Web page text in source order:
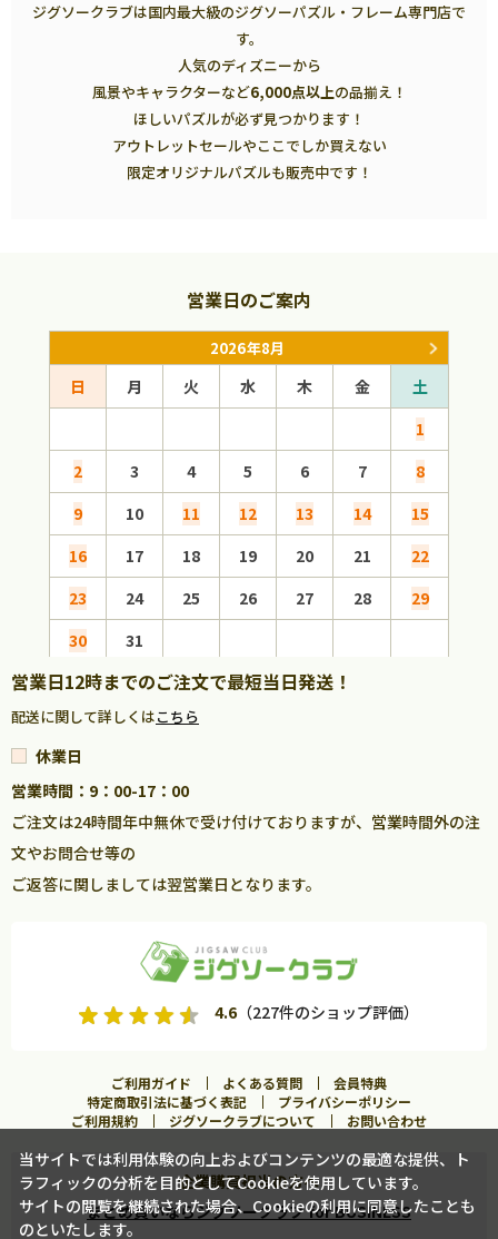
ジグソークラブは国内最大級のジグソーパズル・フレーム専門店で
す。
人気のディズニーから
風景やキャラクターなど6,000点以上の品揃え！
ほしいパズルが必ず見つかります！
アウトレットセールやここでしか買えない
限定オリジナルパズルも販売中です！
営業日のご案内
2026年8月
日 月 火 水 木 金
土
1
2
3 4 5 6 7
8
9
10 11 12 13 14
15
16
17 18 19 20 21
22
23
24 25 26 27 28
29
30
31
営業日12時までのご注文で最短当日発送！
配送に関して詳しくはこちら
休業日
営業時間：9：00-17：00
ご注文は24時間年中無休で受け付けておりますが、営業時間外の注
文やお問合せ等の
ご返答に関しましては翌営業日となります。
4.6（227件のショップ評価）
ご利用ガイド よくある質問
会員特典
特定商取引法に基づく表記
プライバシーポリシー
ご利用規約
ジグソークラブについて お問い合わせ
企業購買担当の方へ
まとめ買いならジグソークラブ for BUSINESS
当サイトでは利用体験の向上およびコンテンツの最適な提供、ト
ラフィックの分析を目的としてCookieを使用しています。
サイトの閲覧を継続された場合、Cookieの利用に同意したことも
のといたします。